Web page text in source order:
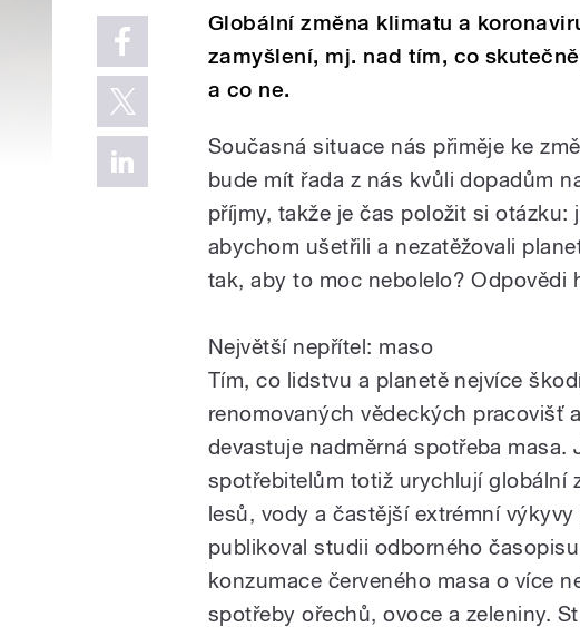
Globální změna klimatu a
zamyšlení, mj. nad tím, co
a co ne.
Současná situace nás přiměje ke
bude mít řada z nás kvůli dopadům
příjmy, takže je čas položit si otázku:
abychom ušetřili a nezatěžovali
tak, aby to moc nebolelo? Odpovědi
Největší nepřítel: maso
Tím, co lidstvu a planetě nejvíce
renomovaných vědeckých pracovišť
devastuje nadměrná spotřeba masa.
spotřebitelům totiž urychlují globální
lesů, vody a častější extrémní
publikoval studii odborného
konzumace červeného masa o více
spotřeby ořechů, ovoce a zeleniny.